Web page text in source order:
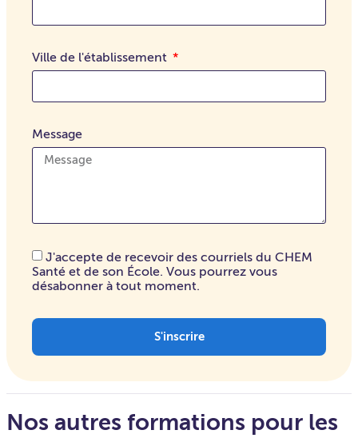
Ville de l'établissement
Message
J'accepte de recevoir des courriels du CHEM
Santé et de son École. Vous pourrez vous
désabonner à tout moment.
S'inscrire
Nos autres formations pour les